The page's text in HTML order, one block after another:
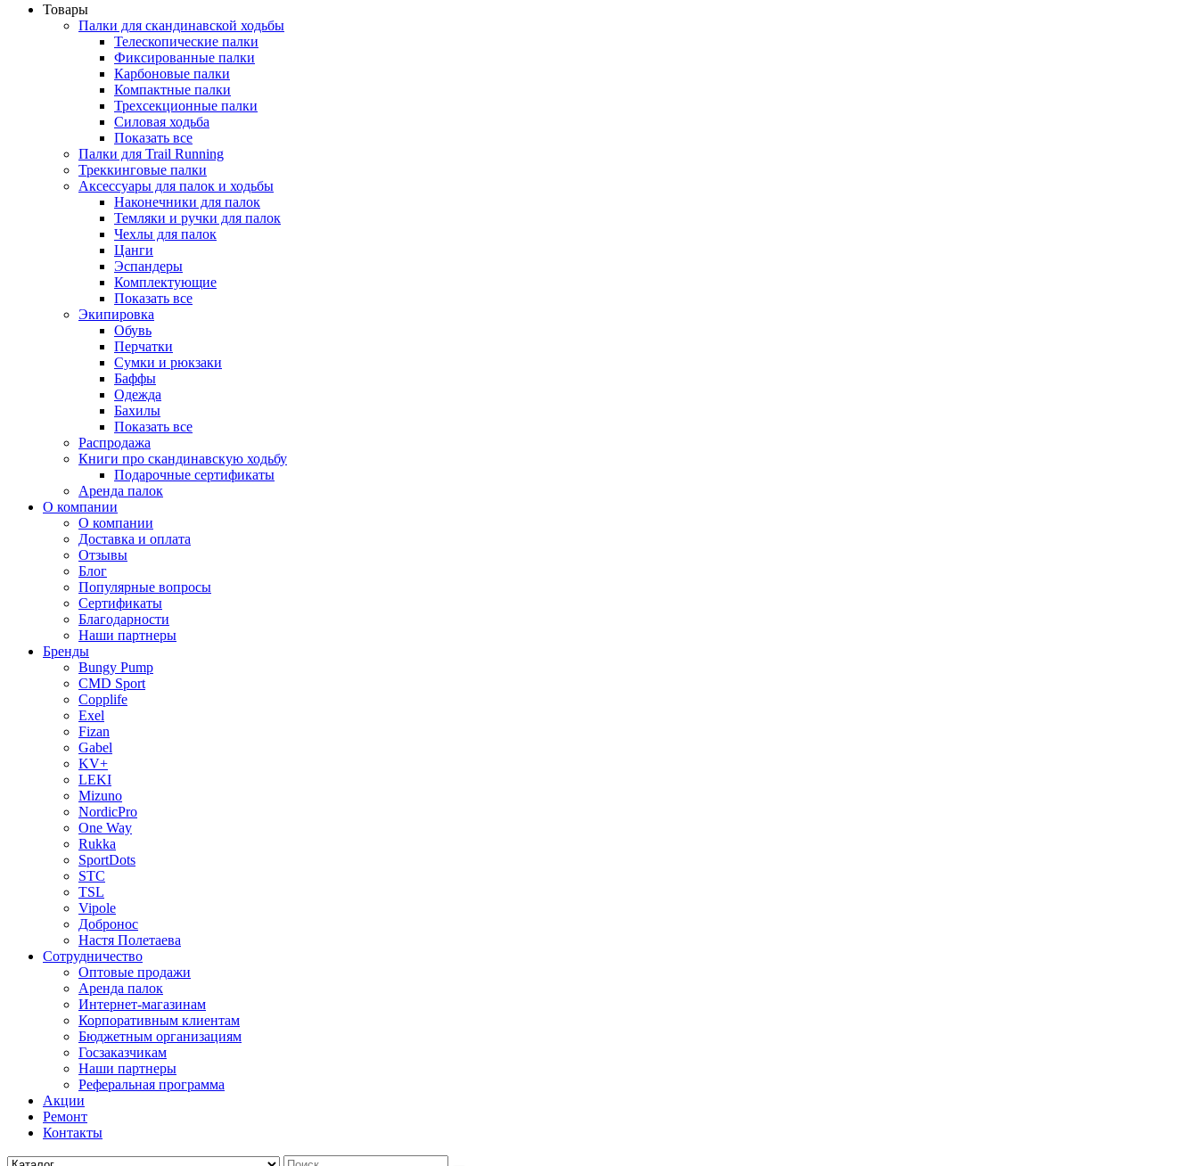
Товары
Палки для скандинавской ходьбы
Телескопические палки
Фиксированные палки
Карбоновые палки
Компактные палки
Трехсекционные палки
Силовая ходьба
Показать все
Палки для Trail Running
Треккинговые палки
Аксессуары для палок и ходьбы
Наконечники для палок
Темляки и ручки для палок
Чехлы для палок
Цанги
Эспандеры
Комплектующие
Показать все
Экипировка
Обувь
Перчатки
Сумки и рюкзаки
Баффы
Одежда
Бахилы
Показать все
Распродажа
Книги про скандинавскую ходьбу
Подарочные сертификаты
Аренда палок
О компании
О компании
Доставка и оплата
Отзывы
Блог
Популярные вопросы
Сертификаты
Благодарности
Наши партнеры
Бренды
Bungy Pump
CMD Sport
Copplife
Exel
Fizan
Gabel
KV+
LEKI
Mizuno
NordicPro
One Way
Rukka
SportDots
STC
TSL
Vipole
Добронос
Настя Полетаева
Сотрудничество
Оптовые продажи
Аренда палок
Интернет-магазинам
Корпоративным клиентам
Бюджетным организациям
Госзаказчикам
Наши партнеры
Реферальная программа
Акции
Ремонт
Контакты